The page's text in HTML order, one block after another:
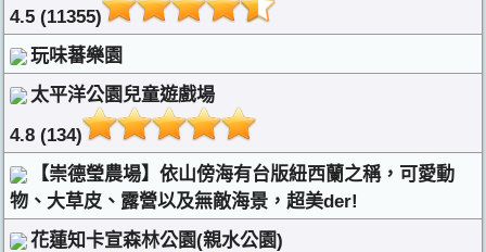
4.5 (11355)
玩味蕃樂園
太平洋公園兒童遊戲場
4.8 (134)
【崇德瑩農場】依山傍海有台版紐西蘭之稱，可愛動
物、大草皮、露營以及無敵海景，超美der!
花蓮知卡宣森林公園(親水公園)